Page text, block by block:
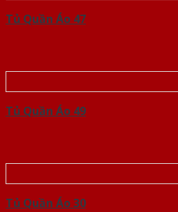
Tủ Quần Áo 47
Tủ Quần Áo 49
Tủ Quần Áo 30